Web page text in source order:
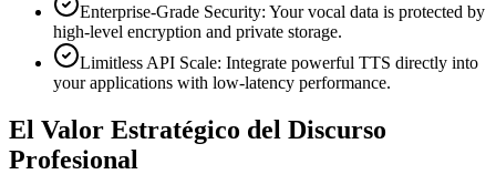
Enterprise-Grade Security: Your vocal data is protected by
high-level encryption and private storage.
Limitless API Scale: Integrate powerful TTS directly into
your applications with low-latency performance.
El Valor Estratégico del Discurso
Profesional